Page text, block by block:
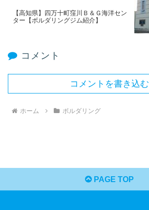
【高知県】四万十町窪川Ｂ＆Ｇ海洋セン
ター【ボルダリングジム紹介】
コメント
コメントを書き込む
ホーム ボルダリング
PAGE TOP